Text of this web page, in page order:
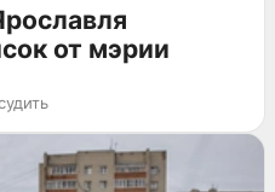
от мэрии